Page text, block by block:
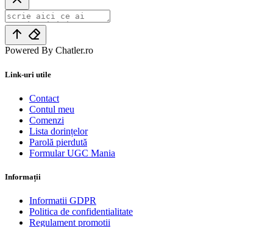
Powered By Chatler.ro
Link-uri utile
Contact
Contul meu
Comenzi
Lista dorințelor
Parolă pierdută
Formular UGC Mania
Informații
Informatii GDPR
Politica de confidentialitate
Regulament promotii